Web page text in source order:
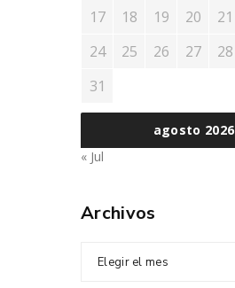
agosto 2026
17
18 19 20 21
24
25 26 27 28
31
« Jul
Archivos
Elegir el mes